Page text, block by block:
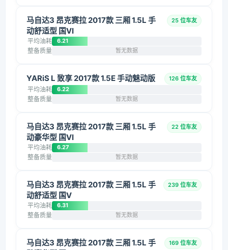
马自达3 昂克赛拉 2017款 三厢 1.5L 手
动舒适型 国VI
25 位车友
平均油耗 6.21
整备质量 暂无数据
YARiS L 致享 2017款 1.5E 手动魅动版 126 位车友
平均油耗 6.22
整备质量 暂无数据
马自达3 昂克赛拉 2017款 三厢 1.5L 手
动豪华型 国VI
22 位车友
平均油耗 6.27
整备质量 暂无数据
马自达3 昂克赛拉 2017款 三厢 1.5L 手
动舒适型 国V
239 位车友
平均油耗 6.31
整备质量 暂无数据
马自达3 昂克赛拉 2017款 三厢 1.5L 手
169 位车友